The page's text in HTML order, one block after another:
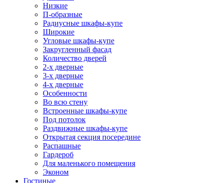
Низкие
П-образные
Радиусные шкафы-купе
Широкие
Угловые шкафы-купе
Закругленный фасад
Количество дверей
2-х дверные
3-х дверные
4-х дверные
Особенности
Во всю стену
Встроенные шкафы-купе
Под потолок
Раздвижные шкафы-купе
Открытая секция посередине
Распашные
Гардероб
Для маленького помещения
Эконом
Гостиные